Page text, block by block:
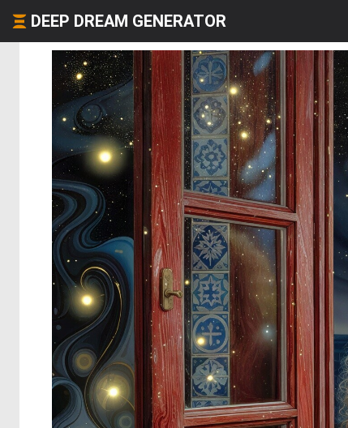
DEEP DREAM GENERATOR